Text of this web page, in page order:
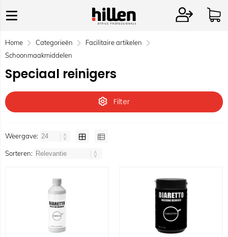
Home Categorieën
Facilitaire artikelen
Schoonmaakmiddelen
Speciaal reinigers
Filter
Weergave:
Sorteren: